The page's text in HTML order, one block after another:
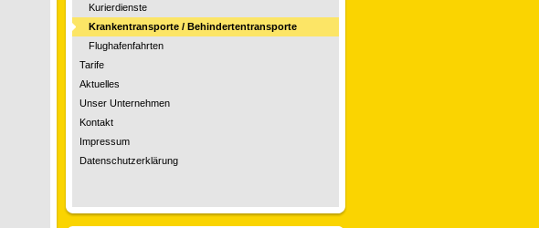
Kurierdienste
Krankentransporte / Behindertentransporte
Flughafenfahrten
Tarife
Aktuelles
Unser Unternehmen
Kontakt
Impressum
Datenschutzerklärung